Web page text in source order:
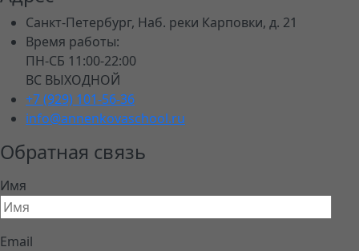
Санкт-Петербург, Наб. реки Карповки, д. 21
Время работы:
ПН-СБ 11:00-22:00
ВС ВЫХОДНОЙ
+7 (929) 101-56-36
info@annenkovaschool.ru
Обратная связь
Имя
Email